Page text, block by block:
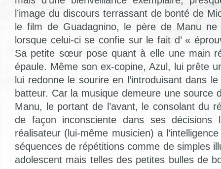
l’image du discours terrassant de bonté de
le film de Guadagnino, le père de Manu
lorsque celui-ci se confie sur le fait d’ «
Sa petite sœur pose quant à elle une main
épaule. Même son ex-copine, Azul, lui prête
lui redonne le sourire en l’introduisant dans
batteur. Car la musique demeure une source
Manu, le portant de l’avant, le consolant du
de façon inconsciente dans ses décisions
réalisateur (lui-même musicien) a
séquences de répétitions comme de simples
adolescent mais telles des petites bulles de